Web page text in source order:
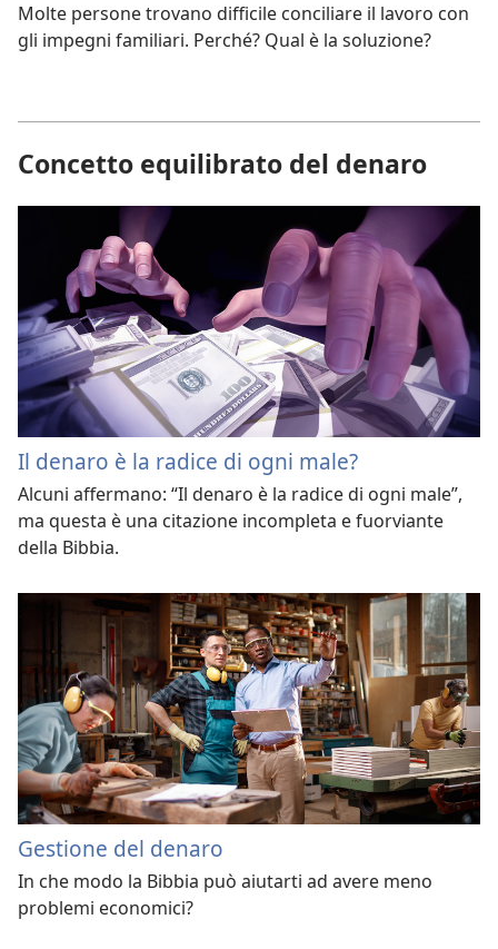
Molte persone trovano difficile conciliare il lavoro con
gli impegni familiari. Perché? Qual è la soluzione?
Concetto equilibrato del denaro
Il denaro è la radice di ogni male?
Alcuni affermano: “Il denaro è la radice di ogni male”,
ma questa è una citazione incompleta e fuorviante
della Bibbia.
Gestione del denaro
In che modo la Bibbia può aiutarti ad avere meno
problemi economici?